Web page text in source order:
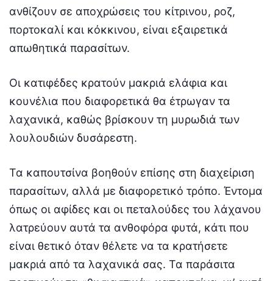
ανθίζουν σε αποχρώσεις του κίτρινου, ροζ,
πορτοκαλί και κόκκινου, είναι εξαιρετικά
απωθητικά παρασίτων.
Οι κατιφέδες κρατούν μακριά ελάφια και
κουνέλια που διαφορετικά θα έτρωγαν τα
λαχανικά, καθώς βρίσκουν τη μυρωδιά των
λουλουδιών δυσάρεστη.
Τα καπουτσίνα βοηθούν επίσης στη διαχείριση
παρασίτων, αλλά με διαφορετικό τρόπο. Έντομα
όπως οι αφίδες και οι πεταλούδες του λάχανου
λατρεύουν αυτά τα ανθοφόρα φυτά, κάτι που
είναι θετικό όταν θέλετε να τα κρατήσετε
μακριά από τα λαχανικά σας. Τα παράσιτα